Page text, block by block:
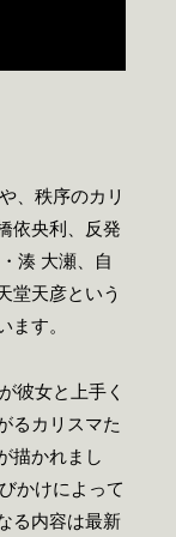
、秩序のカリ
依央利、反発
湊 大瀬、自
堂天彦という
す。
彼女と上手く
るカリスマた
描かれまし
かけによって
る内容は最新